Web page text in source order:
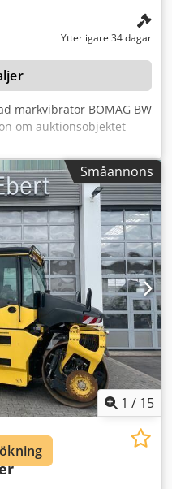
Ytterligare 34 dagar
markvibrator BOMAG BW
om auktionsobjektet
en nedladdningsbar PDF!
på bilden, enligt bilder
Småannons
1 / 15
/ nur